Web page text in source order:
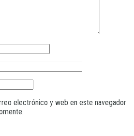
electrónico y web en este navegador